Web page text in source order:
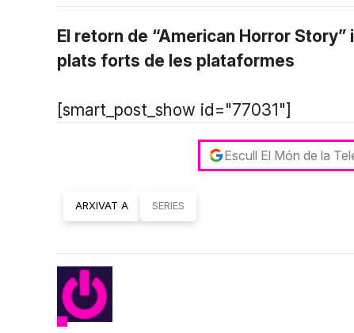
El retorn de “American Horror
plats forts de les plataformes
[smart_post_show id="77031"]
Escull El Món de la
ARXIVAT A SERIES